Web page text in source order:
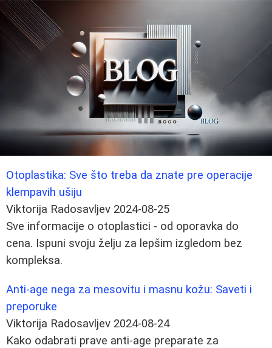
Otoplastika: Sve što treba da znate pre operacije
klempavih ušiju
Viktorija Radosavljev 2024-08-25
Sve informacije o otoplastici - od oporavka do
cena. Ispuni svoju želju za lepšim izgledom bez
kompleksa.
Anti-age nega za mesovitu i masnu kožu: Saveti i
preporuke
Viktorija Radosavljev 2024-08-24
Kako odabrati prave anti-age preparate za